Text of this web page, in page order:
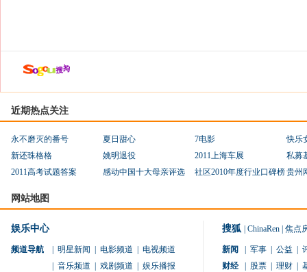
近期热点关注
永不磨灭的番号 夏日甜心 7电影
快乐
新还珠格格
姚明退役 2011上海车展
私募
2011高考试题答案
感动中国十大母亲评选 社区2010年度行业口碑榜贵州
网站地图
娱乐中心
频道导航 明星新闻 电影频道
电视频道
音乐频道 戏剧频道
娱乐播报
搜狐 ChinaRen 焦点
新闻 军事 公益
财经
股票 理财